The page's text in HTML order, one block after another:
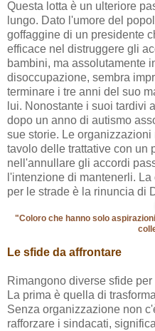
Questa lotta è un ulteriore
lungo. Dato l'umore del
goffaggine di un presidente
efficace nel distruggere gli
bambini, ma assolutamente
disoccupazione, sembra
terminare i tre anni del suo
lui. Nonostante i suoi tardivi
dopo un anno di autismo
sue storie. Le
tavolo delle trattative con un
nell'annullare gli accordi
l'intenzione di mantenerli.
per le strade è la rinuncia di
"Coloro che hanno solo
Le sfide da affrontare
Rimangono diverse sfide
La prima è quella di
Senza organizzazione non
rafforzare i sindacati,